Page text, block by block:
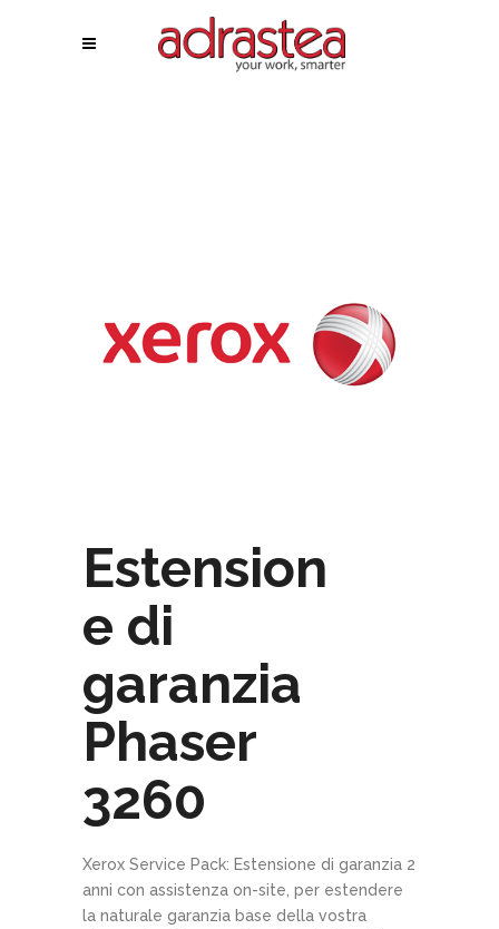
Estension
e di
garanzia
Phaser
3260
Xerox Service Pack: Estensione di garanzia 2
anni con assistenza on-site, per estendere
la naturale garanzia base della vostra